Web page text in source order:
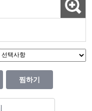
찜하기